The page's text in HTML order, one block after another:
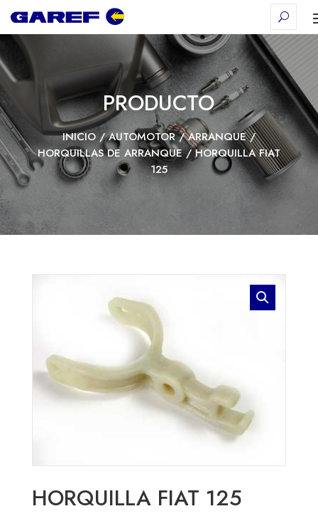
PRODUCTO
INICIO/AUTOMOTOR/ARRANQUE/
HORQUILLAS DE ARRANQUE/ HORQUILLA FIAT
125
HORQUILLA FIAT 125